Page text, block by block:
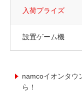
入荷プライズ
設置ゲーム機
namcoイオンタウ
ら！